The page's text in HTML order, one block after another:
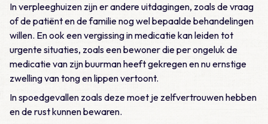
In verpleeghuizen zijn er andere uitdagingen, zoals de vraag
of de patiënt en de familie nog wel bepaalde behandelingen
willen. En ook een vergissing in medicatie kan leiden tot
urgente situaties, zoals een bewoner die per ongeluk de
medicatie van zijn buurman heeft gekregen en nu ernstige
zwelling van tong en lippen vertoont.
In spoedgevallen zoals deze moet je zelfvertrouwen hebben
en de rust kunnen bewaren.